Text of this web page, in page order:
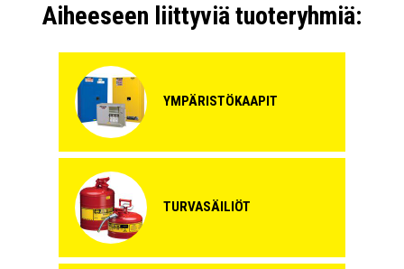
Aiheeseen liittyviä tuoteryhmiä:
YMPÄRISTÖKAAPIT
TURVASÄILIÖT